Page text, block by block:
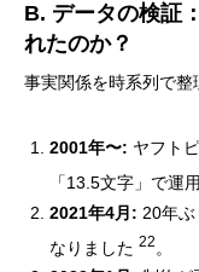
B. データの検証
れたのか？
事実関係を時系列で整
2001年〜: ヤフト
「13.5文字」で運
2021年4月: 20年
なりました 22 。